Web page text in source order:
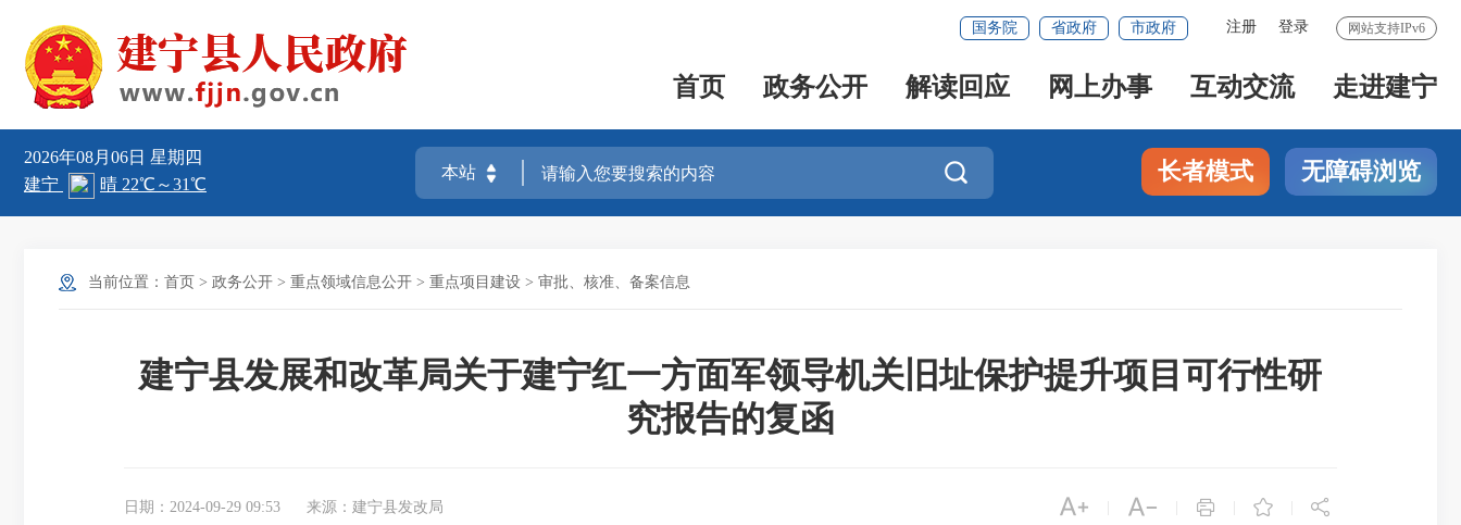
网站支持IPv6
注册 登录
国务院 省政府 市政府
首页 政务公开 解读回应 网上办事 互动交流 走进建宁
2026年08月06日 星期四
 长者模式 无障碍浏览
当前位置： 首页 > 政务公开 > 重点领域信息公开 > 重点项目建设 > 审批、核准、备案信息
建宁县发展和改革局关于建宁红一方面军领导机关旧址保护提升项目可行性研
究报告的复函
日期：2024-09-29 09:53 来源：建宁县发改局     